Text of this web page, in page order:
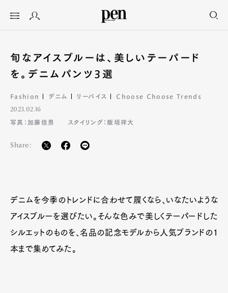
旬なアイスブルーは、美しいテーパード
を。デニムパンツ3選
Fashion デニム リーバイス Choose Choose Trends
2023.02.16
写真：加藤佳男
スタイリング：飯垣祥大
Share:
デニムを今季のトレンドに合わせて履くなら、いなたいような
アイスブルーを選びたい。そんな色みで美しくテーパードした
シルエットのものを、名品の記念モデルから人気ブランドの1
本まで集めてみた。